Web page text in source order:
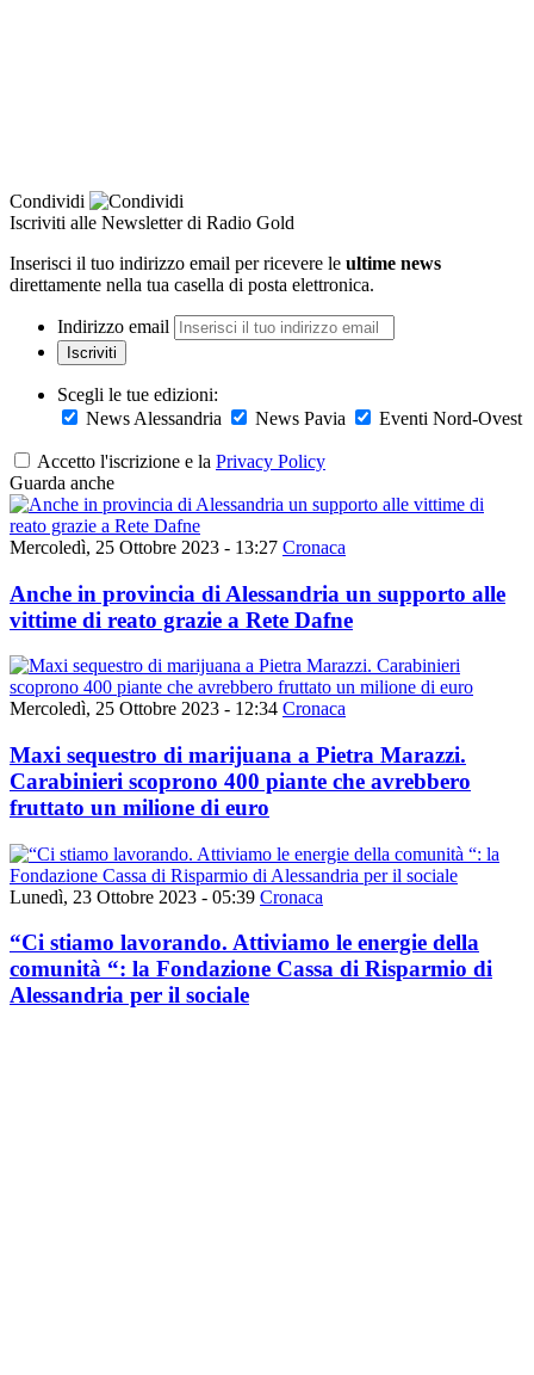
Condividi
Iscriviti alle Newsletter di Radio Gold
Inserisci il tuo indirizzo email per ricevere le ultime news
direttamente nella tua casella di posta elettronica.
Indirizzo email
Iscriviti
Scegli le tue edizioni:
News Alessandria
News Pavia Eventi Nord-Ovest
Accetto l'iscrizione e la Privacy Policy
Guarda anche
Mercoledì, 25 Ottobre 2023 - 13:27 Cronaca
Anche in provincia di Alessandria un supporto alle
vittime di reato grazie a Rete Dafne
Mercoledì, 25 Ottobre 2023 - 12:34 Cronaca
Maxi sequestro di marijuana a Pietra Marazzi.
Carabinieri scoprono 400 piante che avrebbero
fruttato un milione di euro
Lunedì, 23 Ottobre 2023 - 05:39 Cronaca
“Ci stiamo lavorando. Attiviamo le energie della
comunità “: la Fondazione Cassa di Risparmio di
Alessandria per il sociale